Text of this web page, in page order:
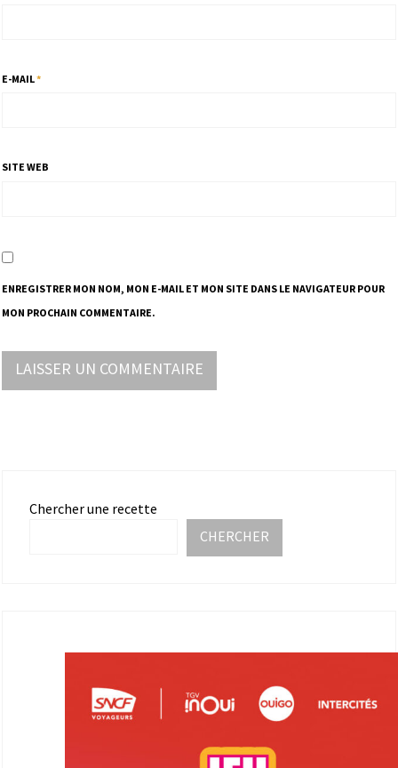
E-MAIL*
SITE WEB
ENREGISTRER MON NOM, MON E-MAIL ET MON SITE DANS LE NAVIGATEUR POUR
MON PROCHAIN COMMENTAIRE.
Chercher une recette
CHERCHER